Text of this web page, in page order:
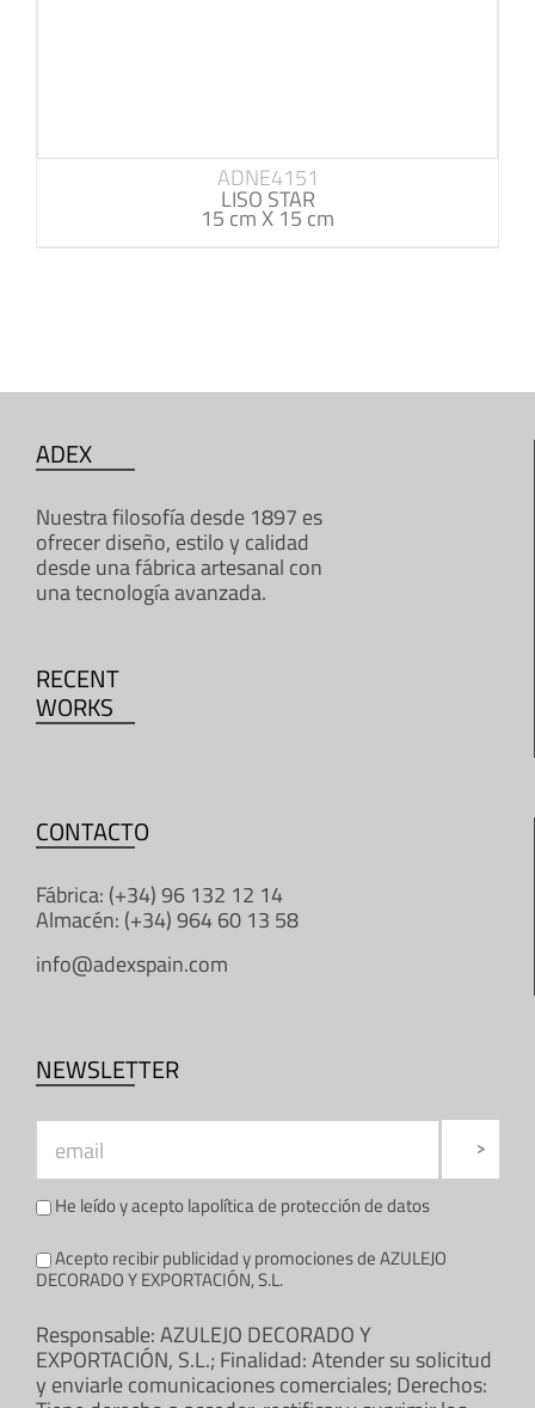
ADNE4151
LISO STAR
15 cm X 15 cm
ADEX
Nuestra filosofía desde 1897 es
ofrecer diseño, estilo y calidad
desde una fábrica artesanal con
una tecnología avanzada.
RECENT
WORKS
CONTACTO
Fábrica: (+34) 96 132 12 14
Almacén: (+34) 964 60 13 58
info@adexspain.com
NEWSLETTER
He leído y acepto lapolítica de protección de datos
Acepto recibir publicidad y promociones de AZULEJO
DECORADO Y EXPORTACIÓN, S.L.
Responsable: AZULEJO DECORADO Y
EXPORTACIÓN, S.L.; Finalidad: Atender su solicitud
y enviarle comunicaciones comerciales; Derechos: